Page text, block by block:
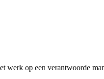
werk op een verantwoorde